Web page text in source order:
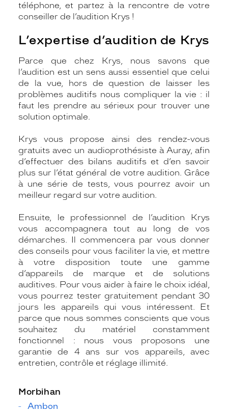
téléphone, et partez à la rencontre de votre
conseiller de l’audition Krys !
L’expertise d’audition de Krys
Parce que chez Krys, nous savons que
l’audition est un sens aussi essentiel que celui
de la vue, hors de question de laisser les
problèmes auditifs nous compliquer la vie : il
faut les prendre au sérieux pour trouver une
solution optimale.
Krys vous propose ainsi des rendez-vous
gratuits avec un audioprothésiste à Auray, afin
d’effectuer des bilans auditifs et d’en savoir
plus sur l’état général de votre audition. Grâce
à une série de tests, vous pourrez avoir un
meilleur regard sur votre audition.
Ensuite, le professionnel de l’audition Krys
vous accompagnera tout au long de vos
démarches. Il commencera par vous donner
des conseils pour vous faciliter la vie, et mettre
à votre disposition toute une gamme
d’appareils de marque et de solutions
auditives. Pour vous aider à faire le choix idéal,
vous pourrez tester gratuitement pendant 30
jours les appareils qui vous intéressent. Et
parce que nous sommes conscients que vous
souhaitez du matériel constamment
fonctionnel : nous vous proposons une
garantie de 4 ans sur vos appareils, avec
entretien, contrôle et réglage illimité.
Morbihan
Ambon